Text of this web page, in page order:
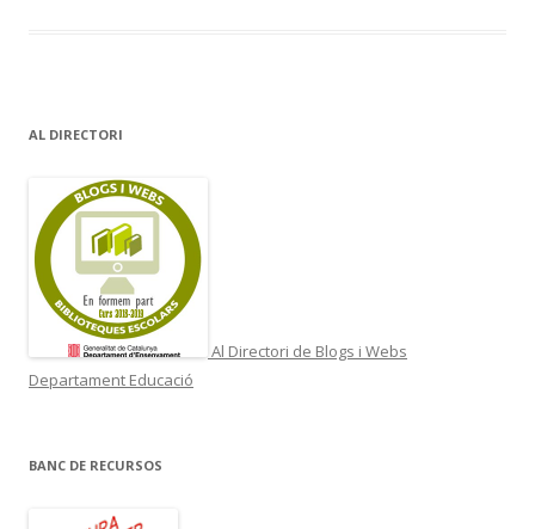
AL DIRECTORI
Al Directori de Blogs i Webs
Departament Educació
BANC DE RECURSOS